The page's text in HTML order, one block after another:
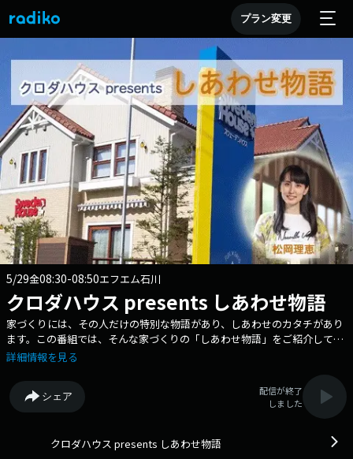
プラン変更
5/29金08:30-08:50エフエム石川
クロダハウス presents しあわせ物語
家づくりには、その人だけの特別な物語があり、しあわせのカタチがあり
ます。この番組では、そんな家づくりの「しあわせ物語」をご紹介してい
きます。 メールアドレス：shiawase@hellofive.jp
詳細情報を見る
シェア
配信が終了
しました
クロダハウス presents しあわせ物語